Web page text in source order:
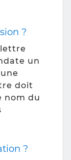
?
un
doit
nom du
?